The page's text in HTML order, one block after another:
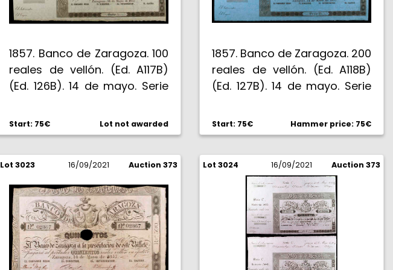
1857. Banco de Zaragoza. 100
reales de vellón. (Ed. A117B)
(Ed. 126B). 14 de mayo. Serie
matriz lateral izquierda y
superior. EBC.
Start: 75€ Lot not awarded
1857. Banco de Zaragoza. 200
reales de vellón. (Ed. A118B)
(Ed. 127B). 14 de mayo. Serie
matriz lateral izquierda y
superior. EBC.
Start: 75€ Hammer price: 75€
Lot 3023 16/09/2021 Auction 373 Lot 3024 16/09/2021 Auction 373